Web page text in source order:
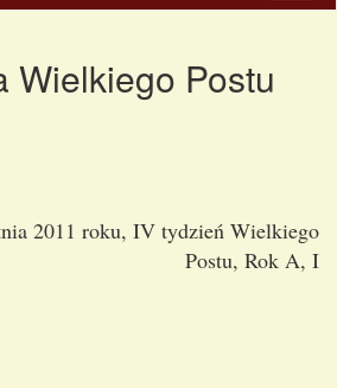
Wielkiego Postu
2011 roku, IV tydzień Wielkiego
Postu, Rok A, I